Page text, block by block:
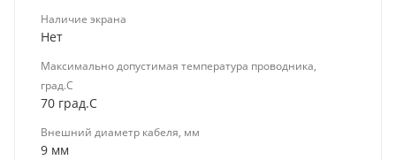
Наличие экрана
Нет
Максимально допустимая температура проводника,
град.C
70 град.C
Внешний диаметр кабеля, мм
9 мм